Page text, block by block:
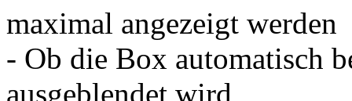
maximal angezeigt werden
- Ob die Box automatisch
ausgeblendet wird